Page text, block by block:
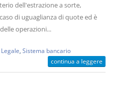
dell'estrazione a sorte,
di uguaglianza di quote ed è
operazioni...
Legale Sistema bancario
continua a leggere